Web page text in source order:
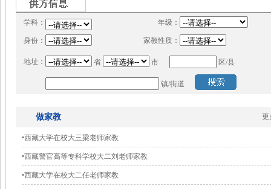
学科： 年级：
身份： 家教性质：
地址： 省 市 区/县
镇/街道
做家教 更
•西藏大学在校大三梁老师家教
•西藏警官高等专科学校大二刘老师家教
•西藏大学在校大二任老师家教